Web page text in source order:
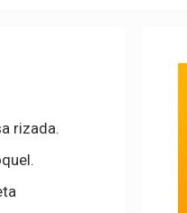
rizada.